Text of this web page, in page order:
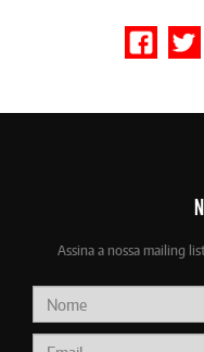
Assina a nossa mailing